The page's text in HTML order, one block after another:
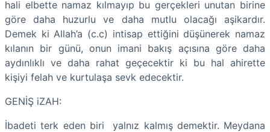
hali elbette namaz kılmayıp bu gerçekleri unutan birine
göre daha huzurlu ve daha mutlu olacağı aşikardır.
Demek ki Allah’a (c.c) intisap ettiğini düşünerek namaz
kılanın bir günü, onun imani bakış açısına göre daha
aydınlıklı ve daha rahat geçecektir ki bu hal ahirette
kişiyi felah ve kurtulaşa sevk edecektir.
GENİŞ iZAH:
İbadeti terk eden biri yalnız kalmış demektir. Meydana